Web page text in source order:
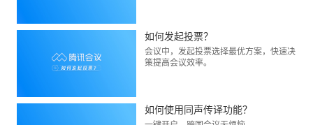
如何发起投票？
会议中，发起投票选择最优方案，快速决
策提高会议效率。
如何使用同声传译功能？